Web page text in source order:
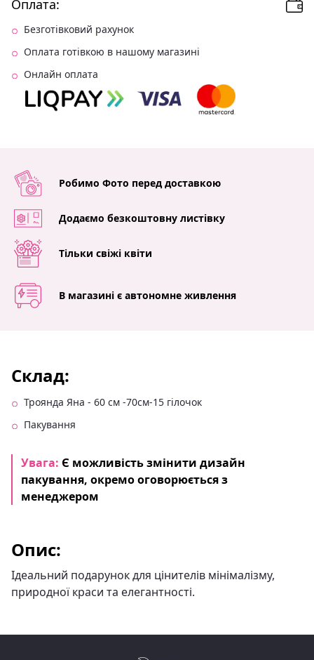
Оплата:
Безготівковий рахунок
Оплата готівкою в нашому магазині
Онлайн оплата
Робимо Фото перед доставкою
Додаємо безкоштовну листівку
Тільки свіжі квіти
В магазині є автономне живлення
Склад:
Троянда Яна - 60 см -70см-15 гілочок
Пакування
Увага: Є можливість змінити дизайн
пакування, окремо оговорюється з
менеджером
Опис:
Ідеальний подарунок для цінителів мінімалізму,
природної краси та елегантності.